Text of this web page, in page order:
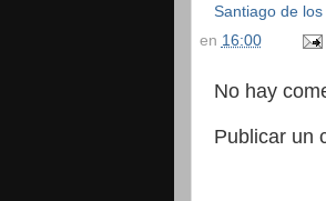
Santiago de
en 16:00
No hay
Publicar un